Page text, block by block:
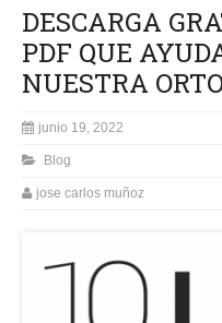
DESCARGA
PDF QUE
NUESTRA
junio 19, 2022
Blog
jose carlos muñoz